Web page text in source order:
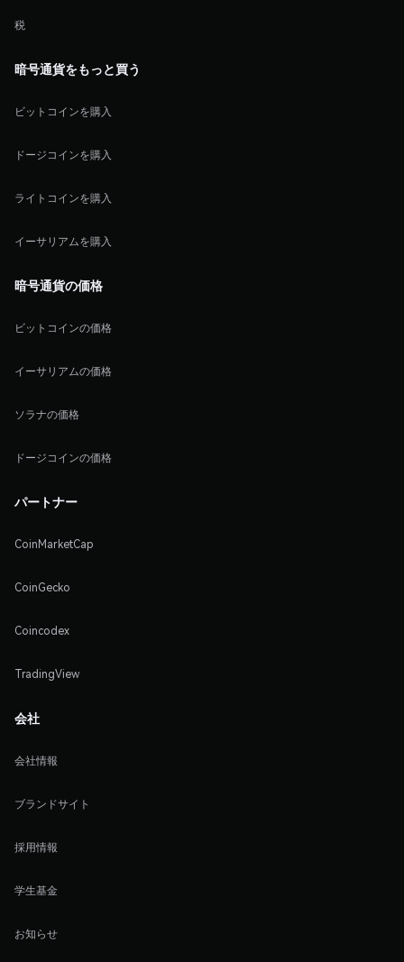
税
暗号通貨をもっと買う
ビットコインを購入
ドージコインを購入
ライトコインを購入
イーサリアムを購入
暗号通貨の価格
ビットコインの価格
イーサリアムの価格
ソラナの価格
ドージコインの価格
パートナー
CoinMarketCap
CoinGecko
Coincodex
TradingView
会社
会社情報
ブランドサイト
採用情報
学生基金
お知らせ